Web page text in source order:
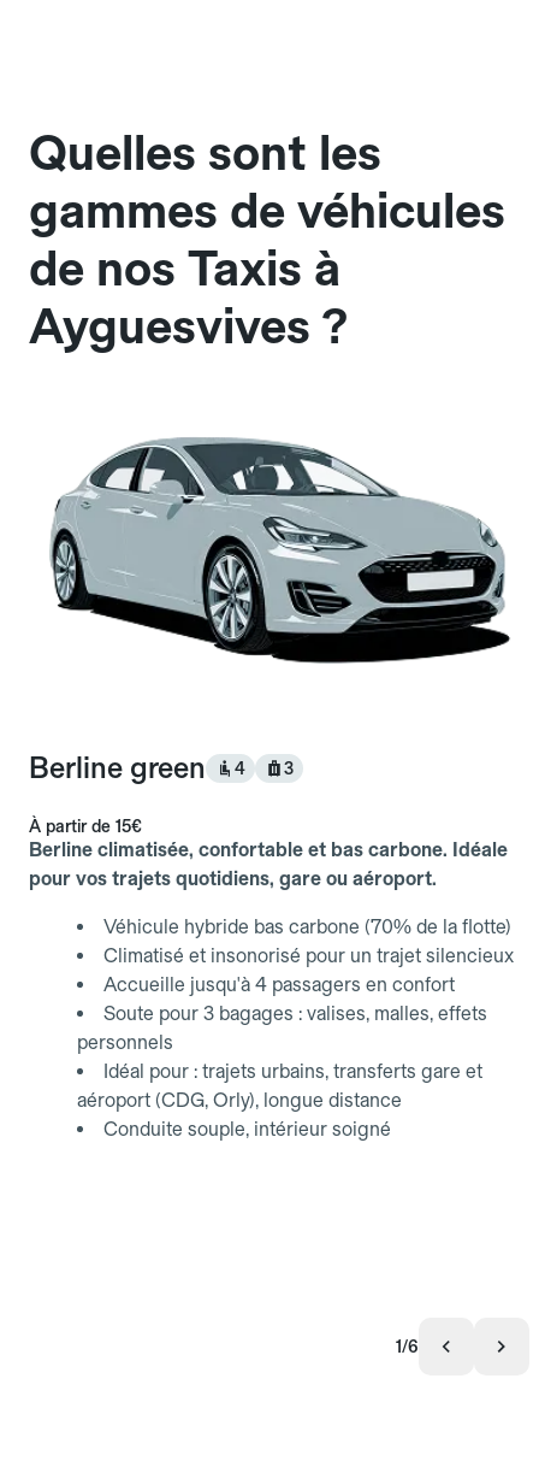
Quelles sont les
gammes de véhicules
de nos Taxis à
Ayguesvives ?
Berline green 4 3
À partir de 15€
Berline climatisée, confortable et bas carbone. Idéale
pour vos trajets quotidiens, gare ou aéroport.
Véhicule hybride bas carbone (70% de la flotte)
Climatisé et insonorisé pour un trajet silencieux
Accueille jusqu'à 4 passagers en confort
Soute pour 3 bagages : valises, malles, effets
personnels
Idéal pour : trajets urbains, transferts gare et
aéroport (CDG, Orly), longue distance
Conduite souple, intérieur soigné
1/6